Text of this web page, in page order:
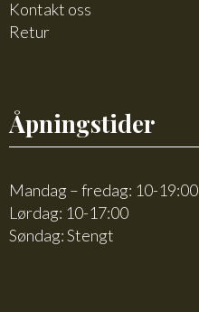
Kontakt oss
Retur
Åpningstider
Mandag – fredag: 10-19:00
Lørdag: 10-17:00
Søndag: Stengt